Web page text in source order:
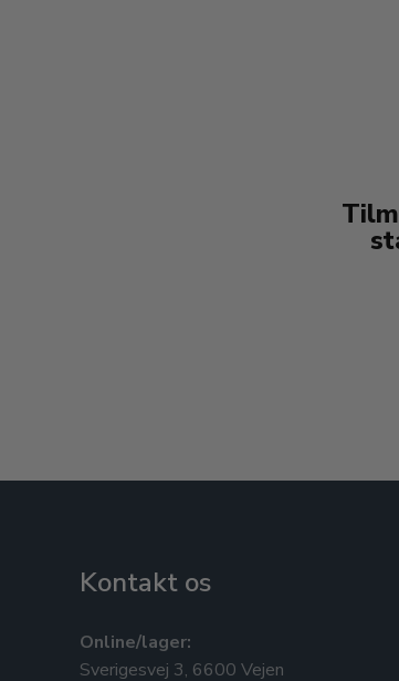
Kontakt os
Online/lager:
Sverigesvej 3, 6600 Vejen